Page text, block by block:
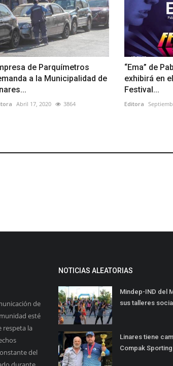
de Parquímetros
a la Municipalidad de
Abril 17, 2020 3864
“Ema” de
exhibirá en
Festival...
Editora
de
esté
respeta la
del
NOTICIAS ALEATORIAS
Mindep-IND del
sus talleres
Linares tiene
Compak Sporting